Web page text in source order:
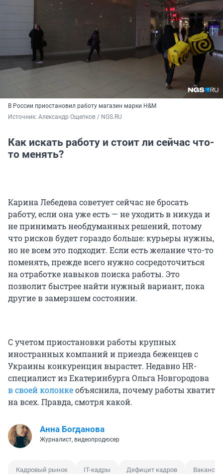
В России приостановил работу магазин марки H&M
Источник: Александр Ощепков / NGS.RU
Как искать работу и стоит ли сейчас что-
то менять?
Карина Лебедева советует сейчас не бросать
работу, если она уже есть — не уходить в никуда и
не принимать необдуманных решений, потому
что рисков будет гораздо больше: курьеры нужны,
но не всем это подходит. Если есть желание что-то
поменять, прежде всего нужно сосредоточиться
на отработке навыков поиска работы. Это
позволит быстрее найти нужный вариант, пока
другие в замерзшем состоянии.
С учетом приостановки работы крупных
иностранных компаний и приезда беженцев с
Украины конкуренция вырастет. Недавно HR-
специалист из Екатеринбурга Ольга Новгородова
в своей колонкеобъяснила, почему работы хватит
на всех. Правда, смотря какой.
Анна Богданова
Журналист, видеопродюсер
Кадровый рынок IT-кадры Дефицит кадров Вакансия